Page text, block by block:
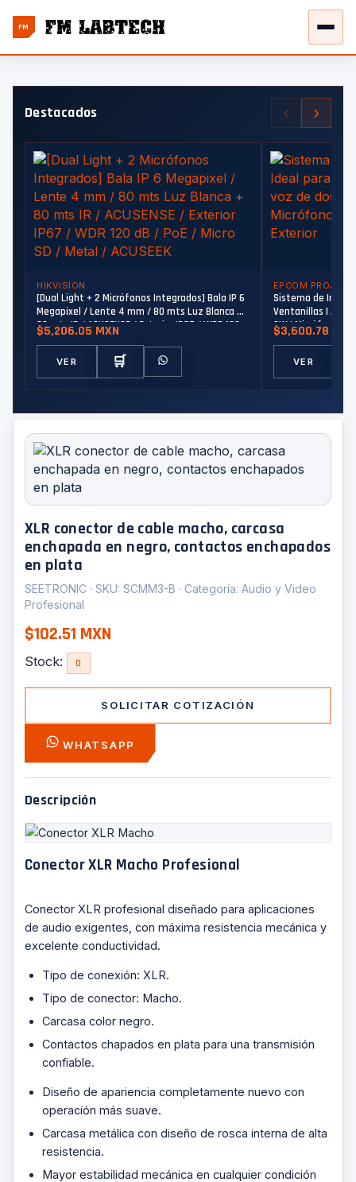
FM
Destacados ‹ ›
HIKVISION
[Dual Light + 2 Micrófonos Integrados] Bala IP 6
Megapixel / Lente 4 mm / 80 mts Luz Blanca +
80 mts IR / ACUSENSE / Exterior IP67 / WDR 120
dB / PoE / Micro SD / Metal / ACUSEEK
$5,206.05 MXN
VER 🛒
EPCOM
Sistema de
Ventanillas | Audio
2W | Micrófono
$3,600.78 MXN
VER
XLR conector de cable macho, carcasa
enchapada en negro, contactos enchapados
en plata
SEETRONIC · SKU: SCMM3-B · Categoría: Audio y Video
Profesional
$102.51 MXN
Stock: 0
SOLICITAR COTIZACIÓN
WHATSAPP
Descripción
Conector XLR Macho Profesional
Conector XLR profesional diseñado para aplicaciones
de audio exigentes, con máxima resistencia mecánica y
excelente conductividad.
Tipo de conexión: XLR.
Tipo de conector: Macho.
Carcasa color negro.
Contactos chapados en plata para una transmisión
confiable.
Diseño de apariencia completamente nuevo con
operación más suave.
Carcasa metálica con diseño de rosca interna de alta
resistencia.
Mayor estabilidad mecánica en cualquier condición